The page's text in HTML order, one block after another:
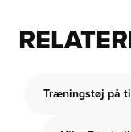
Træningstøj på